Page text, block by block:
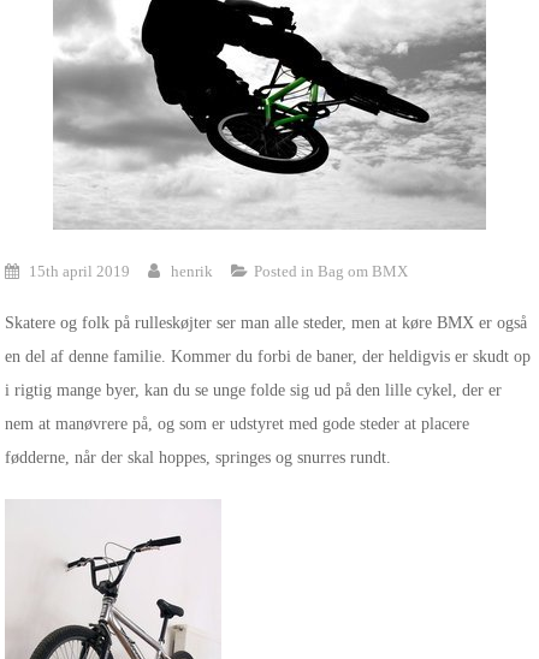
15th april 2019 henrik Posted in Bag om BMX
Skatere og folk på rulleskøjter ser man alle steder, men at køre BMX er også
en del af denne familie. Kommer du forbi de baner, der heldigvis er skudt op
i rigtig mange byer, kan du se unge folde sig ud på den lille cykel, der er
nem at manøvrere på, og som er udstyret med gode steder at placere
fødderne, når der skal hoppes, springes og snurres rundt.